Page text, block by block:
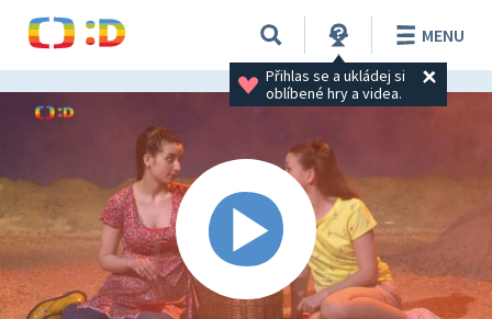
Přihlas se a ukládej si
oblíbené hry a videa.
MENU